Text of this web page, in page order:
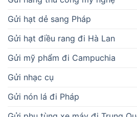
Gửi hạt dẻ sang Pháp
Gửi hạt điều rang đi Hà Lan
Gửi mỹ phẩm đi Campuchia
Gửi nhạc cụ
Gửi nón lá đi Pháp